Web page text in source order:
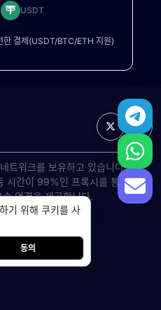
USDT
한 결제(USDT/BTC/ETH 지원)
트워크를 보유하고 있습니다
시간이 99%인 프록시를 통해 전 세
연결을 제공합니다.
보유.
정책쿠키 정책
기 위해 쿠키를 사
동의